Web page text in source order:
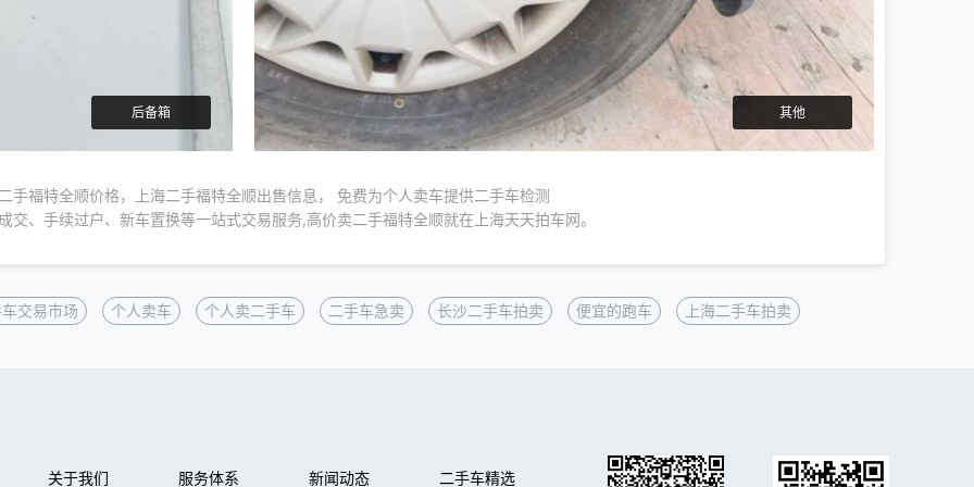
后备箱 其他
手福特全顺价格，上海二手福特全顺出售信息， 免费为个人卖车提供二手车检测
交、手续过户、新车置换等一站式交易服务,高价卖二手福特全顺就在上海天天拍车网。
交易市场 个人卖车 个人卖二手车 二手车急卖 长沙二手车拍卖 便宜的跑车 上海二手车拍卖
关于我们 服务体系 新闻动态 二手车精选